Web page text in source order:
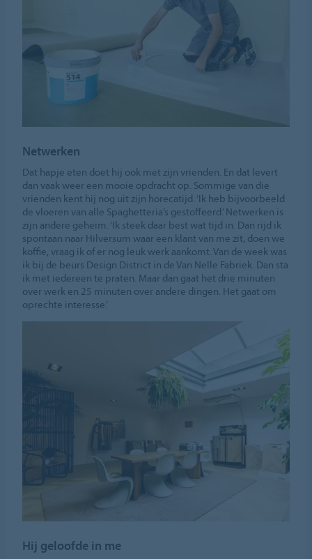
Netwerken
Dat hapje eten doet hij ook met zijn vrienden. En dat levert
dan vaak weer een mooie opdracht op. Sommige van die
vrienden kent hij nog uit zijn horecatijd. ‘Ik heb bijvoorbeeld
de vloeren van alle Spaghetteria’s gestoffeerd.’ Netwerken is
zijn andere geheim. ‘Ik steek daar best wat tijd in. Dan rijd ik
spontaan naar Hilversum waar een klant van me zit, doen we
koffie, vraag ik of er nog leuk werk aankomt. Van de week was
ik bij de beurs Design District in de Van Nelle Fabriek. Dan sta
ik met iedereen te praten. Maar dan gaat het drie minuten
over werk en 25 minuten over andere dingen. Het gaat om
oprechte interesse.’
Hij geloofde in me